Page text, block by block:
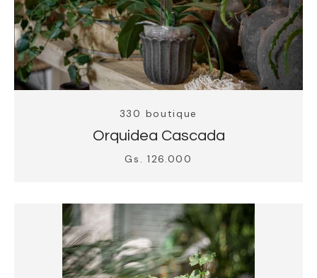
330 boutique
Orquidea Cascada
Gs. 126.000